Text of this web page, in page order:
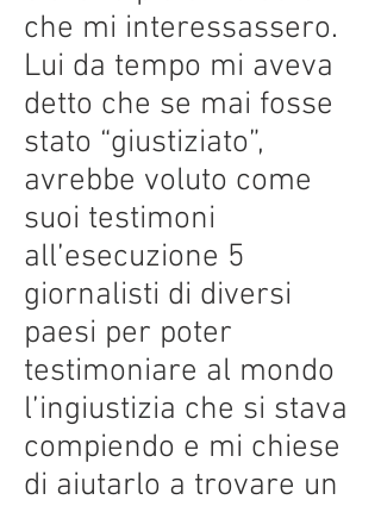
che mi interessassero.
Lui da tempo mi aveva
detto che se mai fosse
stato “giustiziato”,
avrebbe voluto come
suoi testimoni
all’esecuzione 5
giornalisti di diversi
paesi per poter
testimoniare al mondo
l’ingiustizia che si stava
compiendo e mi chiese
di aiutarlo a trovare un